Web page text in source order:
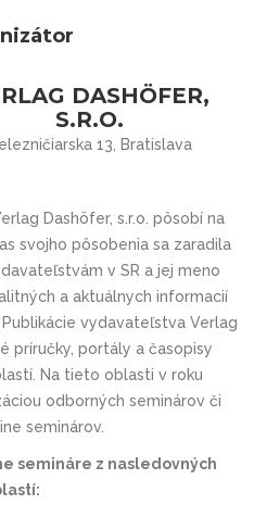
DASHÖFER,
S.R.O.
13, Bratislava
Dashöfer, s.r.o. pôsobí na
svojho pôsobenia sa zaradila
v SR a jej meno
a aktuálnych informacií
vydavateľstva Verlag
príručky, portály a časopisy
Na tieto oblasti v roku
odborných seminárov či
seminárov.
semináre z nasledovných